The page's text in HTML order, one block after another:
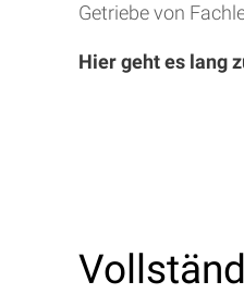
Getriebe von
Hier geht es lang